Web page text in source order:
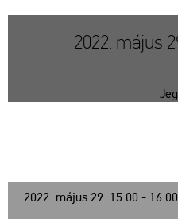
2022. május
2022. május 29. 15:00 - 16:00